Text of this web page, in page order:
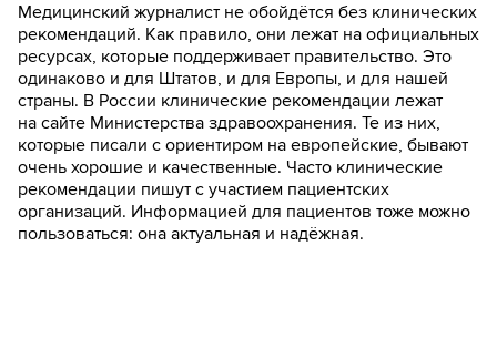
Медицинский журналист не обойдётся без клинических
рекомендаций. Как правило, они лежат на официальных
ресурсах, которые поддерживает правительство. Это
одинаково и для Штатов, и для Европы, и для нашей
страны. В России клинические рекомендации лежат
на сайте Министерства здравоохранения. Те из них,
которые писали с ориентиром на европейские, бывают
очень хорошие и качественные. Часто клинические
рекомендации пишут с участием пациентских
организаций. Информацией для пациентов тоже можно
пользоваться: она актуальная и надёжная.